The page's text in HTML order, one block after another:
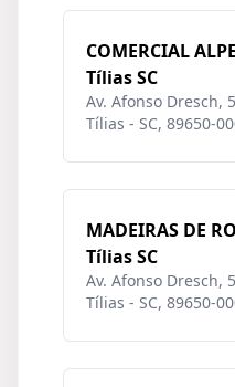
COMERCIAL
Tílias SC
Av. Afonso Dresch,
Tílias - SC, 89650-
MADEIRAS DE
Tílias SC
Av. Afonso Dresch,
Tílias - SC, 89650-